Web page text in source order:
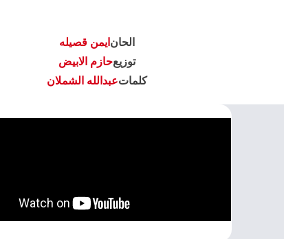
الحان ايمن قصيله
توزيعحازم الابيض
كلماتعبدالله الشملان